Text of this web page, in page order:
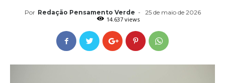
Por Redação Pensamento Verde -
25 de maio de 2026
14.637 views